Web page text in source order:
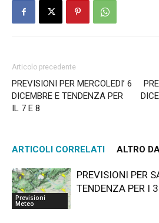
Articolo precedente
PREVISIONI PER MERCOLEDI’ 6
DICEMBRE E TENDENZA PER
IL 7 E 8
ARTICOLI CORRELATI ALTRO
Previsioni
Meteo
PREVISIONI PER
TENDENZA PER I